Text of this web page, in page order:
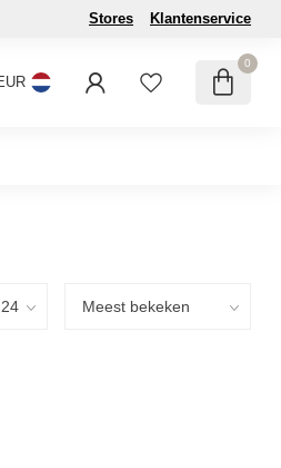
Stores Klantenservice
0